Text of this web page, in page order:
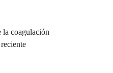
la coagulación